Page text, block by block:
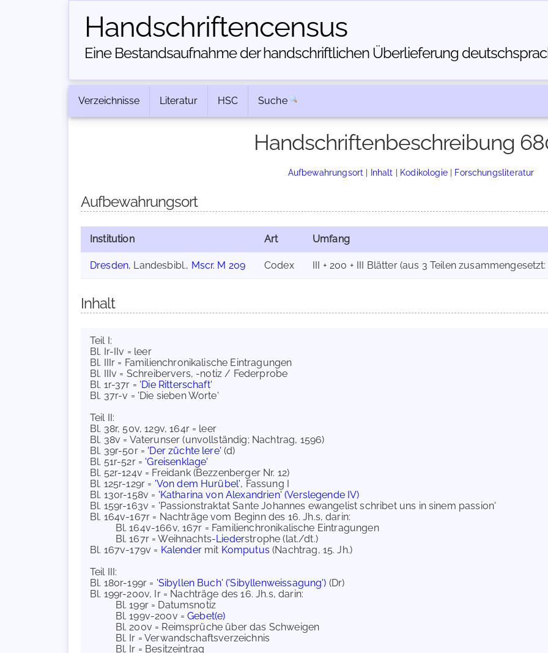
Handschriften­census
Eine Bestandsaufnahme der handschriftlichen Über­lieferung
Verzeichnisse Literatur HSC Suche
Handschriftenbeschreibung
Aufbewahrungsort | Inhalt | Kodikologie| Forschungsliteratur
Aufbewahrungsort
Institution Art Umfang
Dresden, Landesbibl., Mscr. M 209 Codex III + 200 + III Blätter (aus 3 Teilen
Inhalt
Teil I:
Bl. Ir-IIv = leer
Bl. IIIr = Familienchronikalische Eintragungen
Bl. IIIv = Schreibervers, -notiz / Federprobe
Bl. 1r-37r = 'Die Ritterschaft'
Bl. 37r-v = 'Die sieben Worte'
Teil II:
Bl. 38r, 50v, 129v, 164r = leer
Bl. 38v = Vaterunser (unvollständig; Nachtrag, 1596)
Bl. 39r-50r = 'Der züchte lere' (d)
Bl. 51r-52r = 'Greisenklage'
Bl. 52r-124v = Freidank (Bezzenberger Nr. 12)
Bl. 125r-129r = 'Von dem Hurübel', Fassung I
Bl. 130r-158v = 'Katharina von Alexandrien' (Verslegende IV)
Bl. 159r-163v = 'Passionstraktat Sante Johannes ewangelist schribet uns in sinem passion'
Bl. 164v-167r = Nachträge vom Beginn des 16. Jh.s, darin:
Bl. 164v-166v, 167r = Familienchronikalische Eintragungen
Bl. 167r = Weihnachts-Liederstrophe (lat./dt.)
Bl. 167v-179v = Kalendermit Komputus (Nachtrag, 15. Jh.)
Teil III:
Bl. 180r-199r = 'Sibyllen Buch' ('Sibyllenweissagung') (Dr)
Bl. 199r-200v, Ir = Nachträge des 16. Jh.s, darin:
Bl. 199r = Datumsnotiz
Bl. 199v-200v =Gebet(e)
Bl. 200v = Reimsprüche über das Schweigen
Bl. Ir = Verwandschaftsverzeichnis
Bl. Ir = Besitzeintrag